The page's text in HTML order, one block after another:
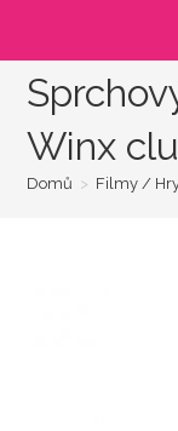
Winx
Domů > Filmy /